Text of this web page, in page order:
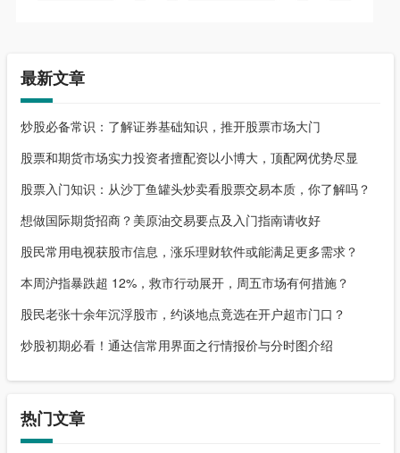
最新文章
炒股必备常识：了解证券基础知识，推开股票市场大门
股票和期货市场实力投资者擅配资以小博大，顶配网优势尽显
股票入门知识：从沙丁鱼罐头炒卖看股票交易本质，你了解吗？
想做国际期货招商？美原油交易要点及入门指南请收好
股民常用电视获股市信息，涨乐理财软件或能满足更多需求？
本周沪指暴跌超 12%，救市行动展开，周五市场有何措施？
股民老张十余年沉浮股市，约谈地点竟选在开户超市门口？
炒股初期必看！通达信常用界面之行情报价与分时图介绍
热门文章